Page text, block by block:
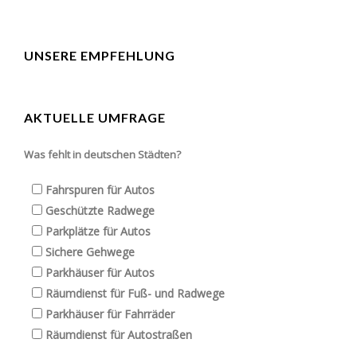
UNSERE EMPFEHLUNG
AKTUELLE UMFRAGE
Was fehlt in deutschen Städten?
Fahrspuren für Autos
Geschützte Radwege
Parkplätze für Autos
Sichere Gehwege
Parkhäuser für Autos
Räumdienst für Fuß- und Radwege
Parkhäuser für Fahrräder
Räumdienst für Autostraßen